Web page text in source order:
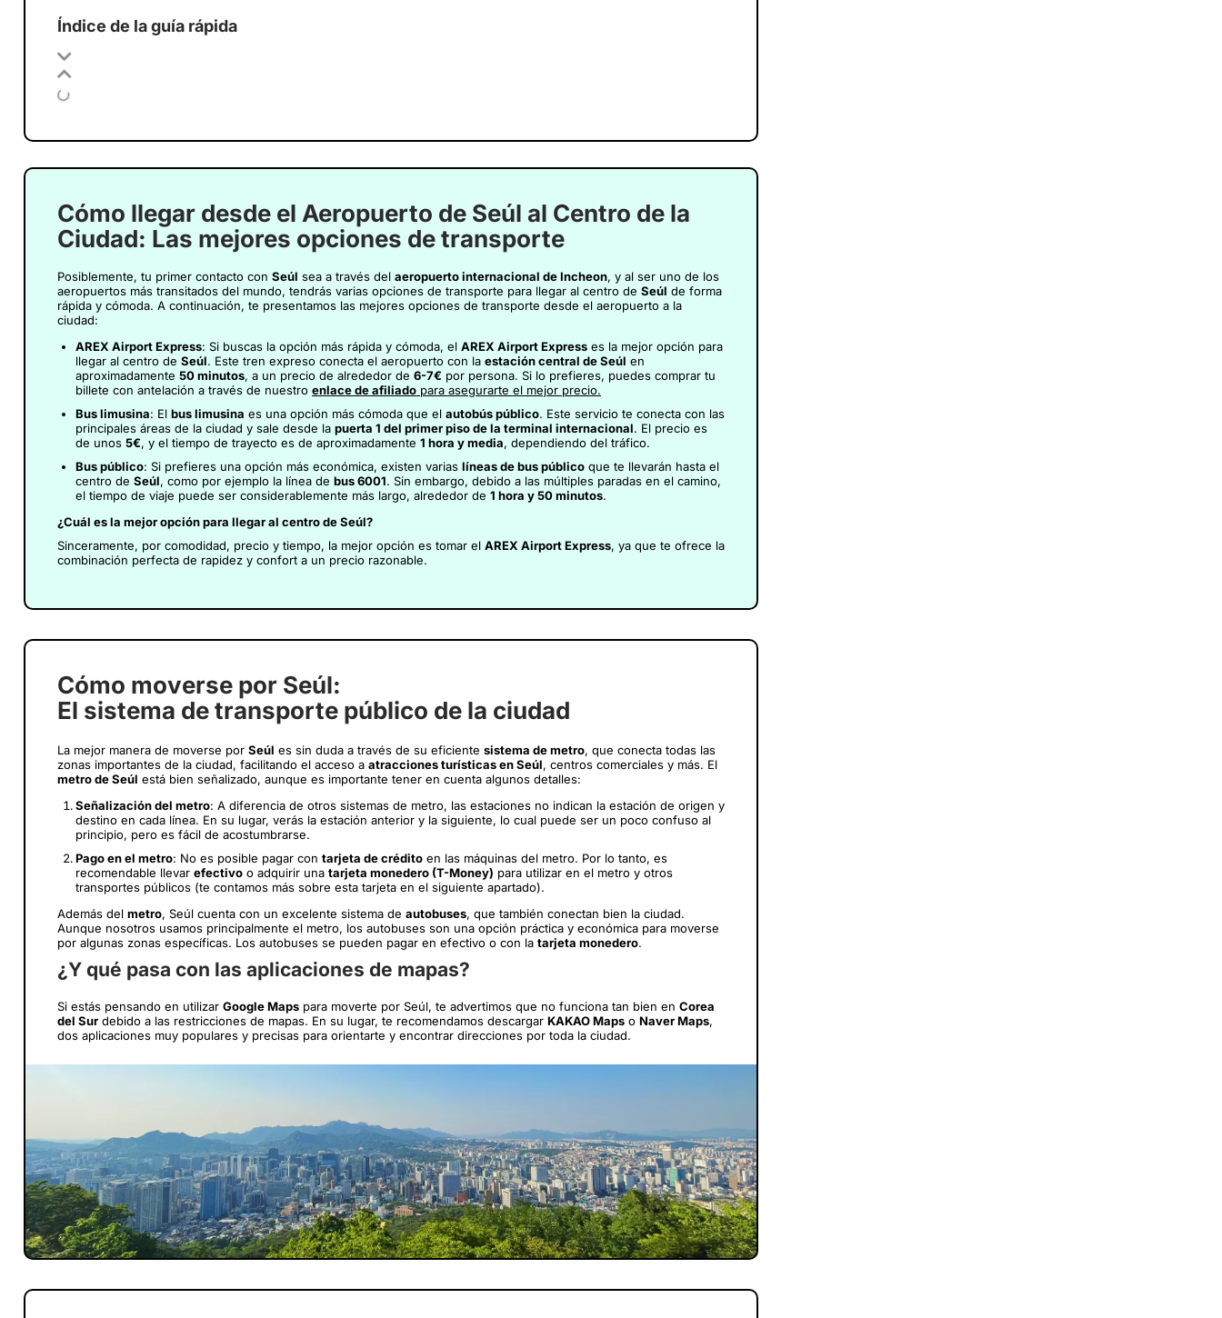
Índice de la guía rápida
Cómo llegar desde el Aeropuerto de Seúl al Centro de la
Ciudad: Las mejores opciones de transporte
Posiblemente, tu primer contacto con Seúl sea a través del aeropuerto internacional de Incheon, y al ser uno de los
aeropuertos más transitados del mundo, tendrás varias opciones de transporte para llegar al centro de Seúl de forma
rápida y cómoda. A continuación, te presentamos las mejores opciones de transporte desde el aeropuerto a la
ciudad:
AREX Airport Express: Si buscas la opción más rápida y cómoda, el AREX Airport Express es la mejor opción para
llegar al centro de Seúl. Este tren expreso conecta el aeropuerto con la estación central de Seúl en
aproximadamente 50 minutos, a un precio de alrededor de 6-7€ por persona. Si lo prefieres, puedes comprar tu
billete con antelación a través de nuestro enlace de afiliado para asegurarte el mejor precio.
Bus limusina: El bus limusina es una opción más cómoda que el autobús público. Este servicio te conecta con las
principales áreas de la ciudad y sale desde la puerta 1 del primer piso de la terminal internacional. El precio es
de unos 5€, y el tiempo de trayecto es de aproximadamente 1 hora y media, dependiendo del tráfico.
Bus público: Si prefieres una opción más económica, existen varias líneas de bus público que te llevarán hasta el
centro de Seúl, como por ejemplo la línea de bus 6001. Sin embargo, debido a las múltiples paradas en el camino,
el tiempo de viaje puede ser considerablemente más largo, alrededor de 1 hora y 50 minutos.
¿Cuál es la mejor opción para llegar al centro de Seúl?
Sinceramente, por comodidad, precio y tiempo, la mejor opción es tomar el AREX Airport Express, ya que te ofrece la
combinación perfecta de rapidez y confort a un precio razonable.
Cómo moverse por Seúl:
El sistema de transporte público de la ciudad
La mejor manera de moverse por Seúl es sin duda a través de su eficiente sistema de metro, que conecta todas las
zonas importantes de la ciudad, facilitando el acceso a atracciones turísticas en Seúl, centros comerciales y más. El
metro de Seúl está bien señalizado, aunque es importante tener en cuenta algunos detalles:
Señalización del metro: A diferencia de otros sistemas de metro, las estaciones no indican la estación de origen y
destino en cada línea. En su lugar, verás la estación anterior y la siguiente, lo cual puede ser un poco confuso al
principio, pero es fácil de acostumbrarse.
Pago en el metro: No es posible pagar con tarjeta de crédito en las máquinas del metro. Por lo tanto, es
recomendable llevar efectivo o adquirir una tarjeta monedero (T-Money) para utilizar en el metro y otros
transportes públicos (te contamos más sobre esta tarjeta en el siguiente apartado).
Además del metro, Seúl cuenta con un excelente sistema de autobuses, que también conectan bien la ciudad.
Aunque nosotros usamos principalmente el metro, los autobuses son una opción práctica y económica para moverse
por algunas zonas específicas. Los autobuses se pueden pagar en efectivo o con la tarjeta monedero.
¿Y qué pasa con las aplicaciones de mapas?
Si estás pensando en utilizar Google Maps para moverte por Seúl, te advertimos que no funciona tan bien en Corea
del Sur debido a las restricciones de mapas. En su lugar, te recomendamos descargar KAKAO Maps o Naver Maps,
dos aplicaciones muy populares y precisas para orientarte y encontrar direcciones por toda la ciudad.